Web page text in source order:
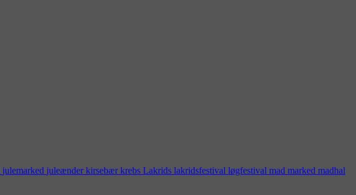
julemarked juleænderkirsebærkrebs Lakrids lakridsfestival løgfestival mad marked madhal